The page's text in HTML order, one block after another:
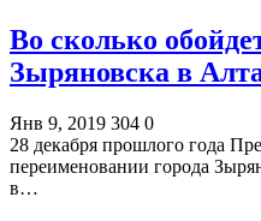
Во сколько
Зыряновска в
Янв 9, 2019 304 0
28 декабря прошлого года
переименовании города
в…